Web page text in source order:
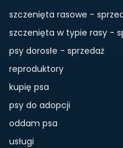
szczenięta rasowe -
szczenięta w typie rasy -
psy dorosłe - sprzedaż
reproduktory
kupię psa
psy do adopcji
oddam psa
usługi